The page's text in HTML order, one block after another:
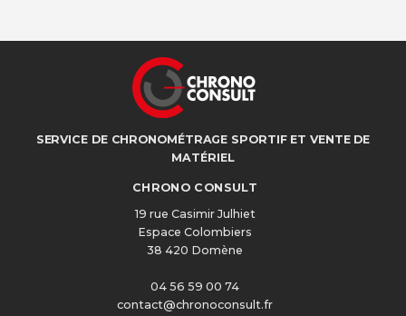
SERVICE DE CHRONOMÉTRAGE SPORTIF ET VENTE DE
MATÉRIEL
CHRONO CONSULT
19 rue Casimir Julhiet
Espace Colombiers
38 420 Domène
04 56 59 00 74
contact@chronoconsult.fr